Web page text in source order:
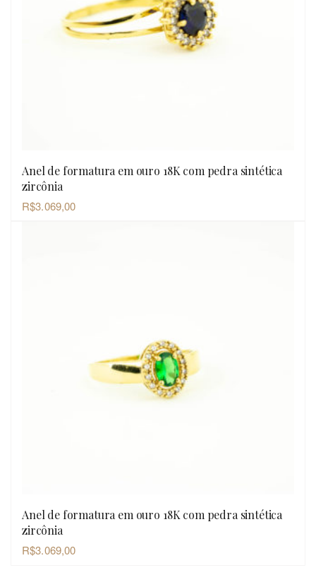
OLHADA RÁPIDA
Anel de formatura em ouro 18K com pedra sintética
zircônia
R$3.069,00
OLHADA RÁPIDA
Anel de formatura em ouro 18K com pedra sintética
zircônia
R$3.069,00